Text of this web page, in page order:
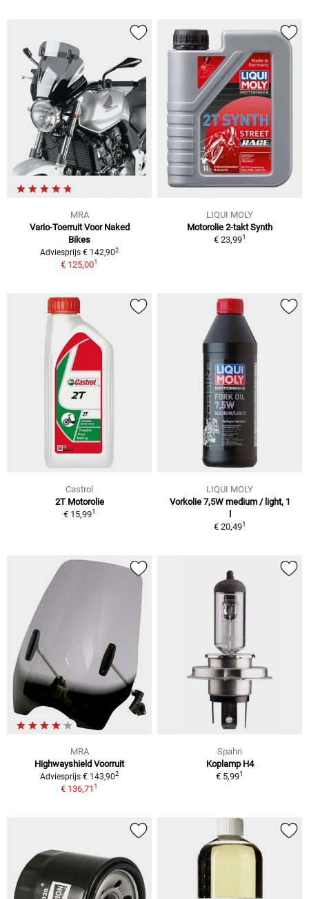
MRA
Vario-Toerruit Voor Naked
Bikes
Adviesprijs € 142,902
€ 125,001
LIQUI MOLY
Motorolie 2-takt Synth
€ 23,991
Castrol
2T Motorolie
€ 15,991
LIQUI MOLY
Vorkolie 7,5W medium / light, 1
€ 20,491
MRA
Highwayshield Voorruit
Adviesprijs € 143,902
€ 136,711
Spahn
Koplamp H4
€ 5,991